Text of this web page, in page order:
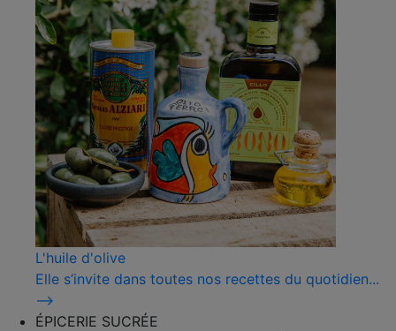
L'huile d'olive
Elle s’invite dans toutes nos recettes du quotidien...
⟶
ÉPICERIE SUCRÉE